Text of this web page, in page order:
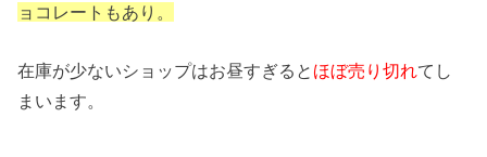
ョコレートもあり。
在庫が少ないショップはお昼すぎると ほぼ売り切れてし
まいます。